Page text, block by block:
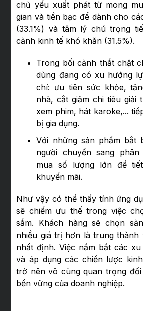
chủ yếu xuất phát từ mong
gian và tiền bạc để dành cho
(33.1%) và tâm lý chú trọng
cảnh kinh tế khó khăn
Trong bối cảnh thắt chặt
dùng đang có xu hướng
chí: ưu tiên sức khỏe,
nhà, cắt giảm chi tiêu giải
xem phim, hát karoke,...
bị gia dụng.
Với những sản phẩm bắt
người chuyển sang
mua số lượng lớn để
khuyến mãi.
Như vậy có thể thấy tính ứng
sẽ chiếm ưu thế trong việc
sắm. Khách hàng sẽ chọn
nhiều giá trị hơn là trung thành
nhất định. Việc nắm bắt các
và áp dụng các chiến lược
trở nên vô cùng quan trọng
bền vững của doanh nghiệp.